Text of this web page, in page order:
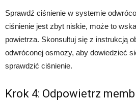
Sprawdź ciśnienie w systemie
ciśnienie jest zbyt niskie, może to
powietrza. Skonsultuj się z instrukcją
odwróconej osmozy, aby dowiedzieć
sprawdzić ciśnienie.
Krok 4: Odpowietrz